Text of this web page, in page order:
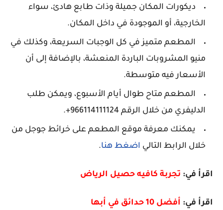
ديكورات المكان جميلة وذات طابع هادئ، سواء
الخارجية، أو الموجودة في داخل المكان.
المطعم متميز في كل الوجبات السريعة، وكذلك في
منيو المشروبات الباردة المنعشة، بالإضافة إلى أن
الأسعار فيه متوسطة.
المطعم متاح طوال أيام الأسبوع، ويمكن طلب
الدليفري من خلال الرقم 966114111124+.
يمكنك معرفة موقع المطعم على خرائط جوجل من
خلال الرابط التالي اضغط هنا.
اقرأ في: تجربة كافيه حصيل الرياض
اقرأ في: أفضل 10 حدائق في أبها